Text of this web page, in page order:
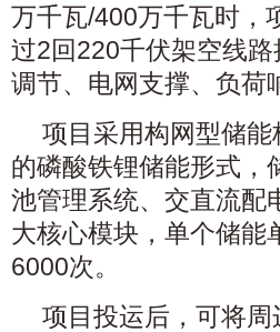
万千瓦/400万千瓦时，
过2回220千伏架空线
调节、电网支撑、负荷
项目采用构网型储
的磷酸铁锂储能形式，
池管理系统、交直流配
大核心模块，单个储能
6000次。
项目投运后，可将